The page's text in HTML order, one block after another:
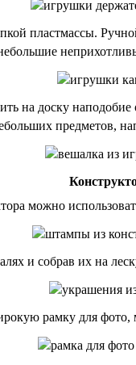
пластмассы.
на доску наподобие
предметов,
можно
и собрав их на
рамку для